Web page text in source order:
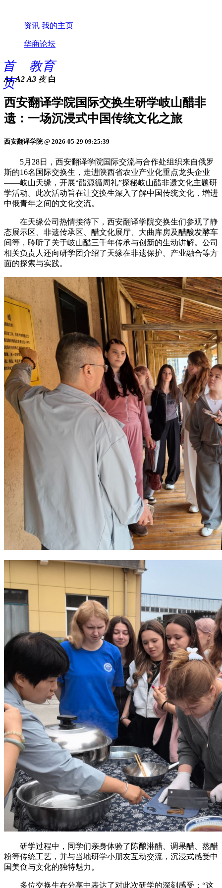
资讯 我的主页
华商论坛
首
页
教育
A1 A2 A3 夜 白
西安翻译学院国际交换生研学岐山醋非
遗：一场沉浸式中国传统文化之旅
西安翻译学院 @ 2026-05-29 09:25:39
5月28日，西安翻译学院国际交流与合作处组织来自俄罗
斯的16名国际交换生，走进陕西省农业产业化重点龙头企业
——岐山天缘，开展“醋源循周礼”探秘岐山醋非遗文化主题研
学活动。此次活动旨在让交换生深入了解中国传统文化，增进
中俄青年之间的文化交流。
在天缘公司热情接待下，西安翻译学院交换生们参观了静
态展示区、非遗传承区、醋文化展厅、大曲库房及醋酸发酵车
间等，聆听了关于岐山醋三千年传承与创新的生动讲解。公司
相关负责人还向研学团介绍了天缘在非遗保护、产业融合等方
面的探索与实践。
研学过程中，同学们亲身体验了陈酿淋醋、调果醋、蒸醋
粉等传统工艺，并与当地研学小朋友互动交流，沉浸式感受中
国美食与文化的独特魅力。
多位交换生在分享中表达了对此次研学的深刻感受：“这